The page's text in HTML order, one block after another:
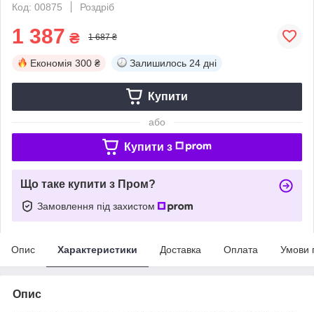
Код: 00875
Роздріб
1 387 ₴ 1 687 ₴
Економія 300 ₴ Залишилось 24 дні
Купити
або
Купити з
Що таке купити з Пром?
Замовлення під захистом
Опис Характеристики Доставка Оплата Умови
Опис